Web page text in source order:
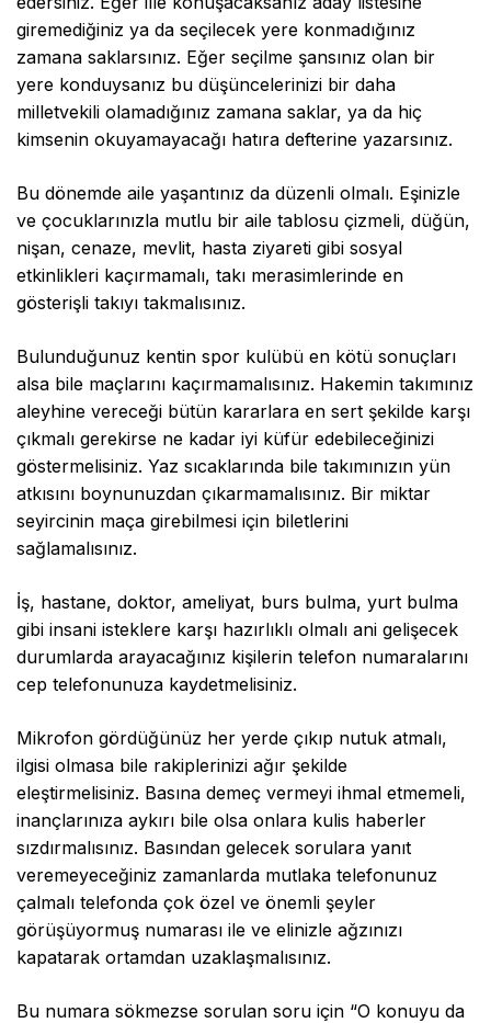
giremediğiniz ya da seçilecek yere konmadığınız
zamana saklarsınız. Eğer seçilme şansınız olan bir
yere konduysanız bu düşüncelerinizi bir daha
milletvekili olamadığınız zamana saklar, ya da hiç
kimsenin okuyamayacağı hatıra defterine yazarsınız.
Bu dönemde aile yaşantınız da düzenli olmalı. Eşinizle
ve çocuklarınızla mutlu bir aile tablosu çizmeli, düğün,
nişan, cenaze, mevlit, hasta ziyareti gibi sosyal
etkinlikleri kaçırmamalı, takı merasimlerinde en
gösterişli takıyı takmalısınız.
Bulunduğunuz kentin spor kulübü en kötü sonuçları
alsa bile maçlarını kaçırmamalısınız. Hakemin takımınız
aleyhine vereceği bütün kararlara en sert şekilde karşı
çıkmalı gerekirse ne kadar iyi küfür edebileceğinizi
göstermelisiniz. Yaz sıcaklarında bile takımınızın yün
atkısını boynunuzdan çıkarmamalısınız. Bir miktar
seyircinin maça girebilmesi için biletlerini
sağlamalısınız.
İş, hastane, doktor, ameliyat, burs bulma, yurt bulma
gibi insani isteklere karşı hazırlıklı olmalı ani gelişecek
durumlarda arayacağınız kişilerin telefon numaralarını
cep telefonunuza kaydetmelisiniz.
Mikrofon gördüğünüz her yerde çıkıp nutuk atmalı,
ilgisi olmasa bile rakiplerinizi ağır şekilde
eleştirmelisiniz. Basına demeç vermeyi ihmal etmemeli,
inançlarınıza aykırı bile olsa onlara kulis haberler
sızdırmalısınız. Basından gelecek sorulara yanıt
veremeyeceğiniz zamanlarda mutlaka telefonunuz
çalmalı telefonda çok özel ve önemli şeyler
görüşüyormuş numarası ile ve elinizle ağzınızı
kapatarak ortamdan uzaklaşmalısınız.
Bu numara sökmezse sorulan soru için “O konuyu da